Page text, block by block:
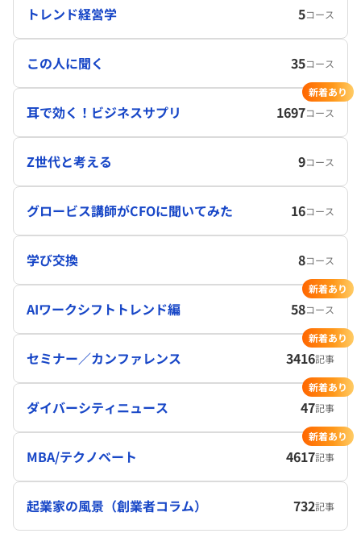
トレンド経営学 5コース
この人に聞く 35コース
耳で効く！ビジネスサプリ 1697コース
新着あり
Z世代と考える 9コース
グロービス講師がCFOに聞いてみた 16コース
学び交換 8コース
AIワークシフトトレンド編 58コース
新着あり
セミナー／カンファレンス 3416記事
新着あり
ダイバーシティニュース 47記事
新着あり
MBA/テクノベート 4617記事
新着あり
起業家の風景（創業者コラム） 732記事